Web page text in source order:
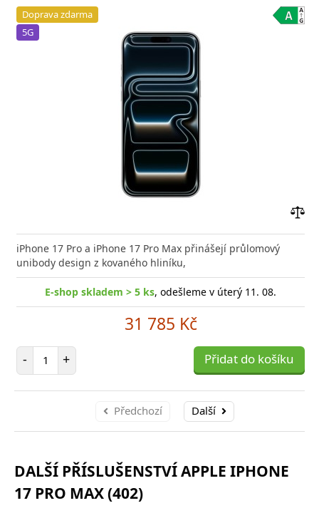
Doprava zdarma
5G
iPhone 17 Pro a iPhone 17 Pro Max přinášejí průlomový
unibody design z kovaného hliníku,
E-shop skladem > 5 ks, odešleme v úterý 11. 08.
31 785 Kč
- Počet položek
+ Přidat do košíku
Předchozí Další
DALŠÍ PŘÍSLUŠENSTVÍ APPLE IPHONE
17 PRO MAX (402)